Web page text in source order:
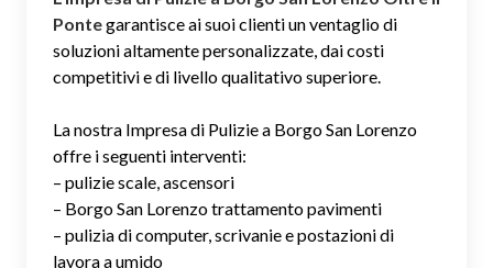
Pontegarantisce ai suoi clienti un ventaglio di
soluzioni altamente personalizzate, dai costi
competitivi e di livello qualitativo superiore.
La nostra Impresa di Pulizie a Borgo San Lorenzo
offre i seguenti interventi:
– pulizie scale, ascensori
– Borgo San Lorenzo trattamento pavimenti
– pulizia di computer, scrivanie e postazioni di
lavora a umido